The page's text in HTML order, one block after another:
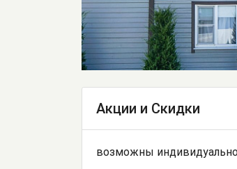
Акции и Скидки
возможны индивидуально